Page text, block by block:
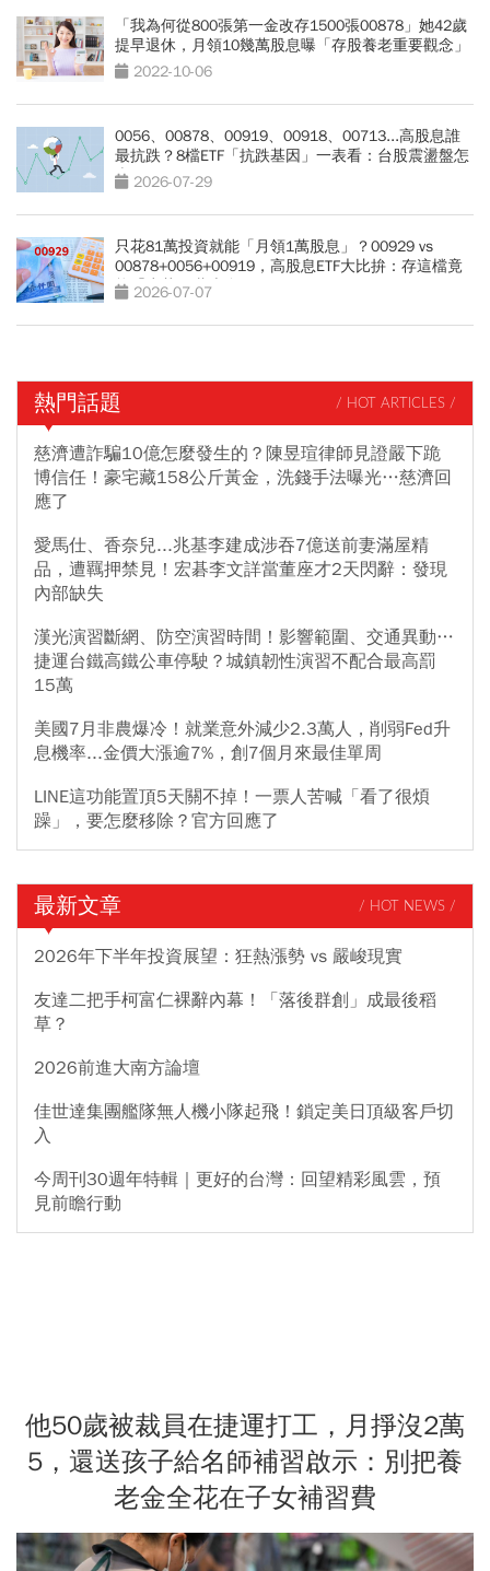
「我為何從800張第一金改存1500張00878」她42歲
提早退休，月領10幾萬股息曝「存股養老重要觀念」
2022-10-06
0056、00878、00919、00918、00713...高股息誰
最抗跌？8檔ETF「抗跌基因」一表看：台股震盪盤怎
麼買？
2026-07-29
只花81萬投資就能「月領1萬股息」？00929 vs
00878+0056+00919，高股息ETF大比拚：存這檔竟
能「少花30萬本金」
2026-07-07
熱門話題 / HOT ARTICLES /
慈濟遭詐騙10億怎麼發生的？陳昱瑄律師見證嚴下跪
博信任！豪宅藏158公斤黃金，洗錢手法曝光…慈濟回
應了
愛馬仕、香奈兒...兆基李建成涉吞7億送前妻滿屋精
品，遭羈押禁見！宏碁李文詳當董座才2天閃辭：發現
內部缺失
漢光演習斷網、防空演習時間！影響範圍、交通異動…
捷運台鐵高鐵公車停駛？城鎮韌性演習不配合最高罰
15萬
美國7月非農爆冷！就業意外減少2.3萬人，削弱Fed升
息機率...金價大漲逾7%，創7個月來最佳單周
LINE這功能置頂5天關不掉！一票人苦喊「看了很煩
躁」，要怎麼移除？官方回應了
最新文章 / HOT NEWS /
2026年下半年投資展望：狂熱漲勢 vs 嚴峻現實
友達二把手柯富仁裸辭內幕！「落後群創」成最後稻
草？
2026前進大南方論壇
佳世達集團艦隊無人機小隊起飛！鎖定美日頂級客戶切
入
今周刊30週年特輯｜更好的台灣：回望精彩風雲，預
見前瞻行動
他50歲被裁員在捷運打工，月掙沒2萬
5，還送孩子給名師補習啟示：別把養
老金全花在子女補習費